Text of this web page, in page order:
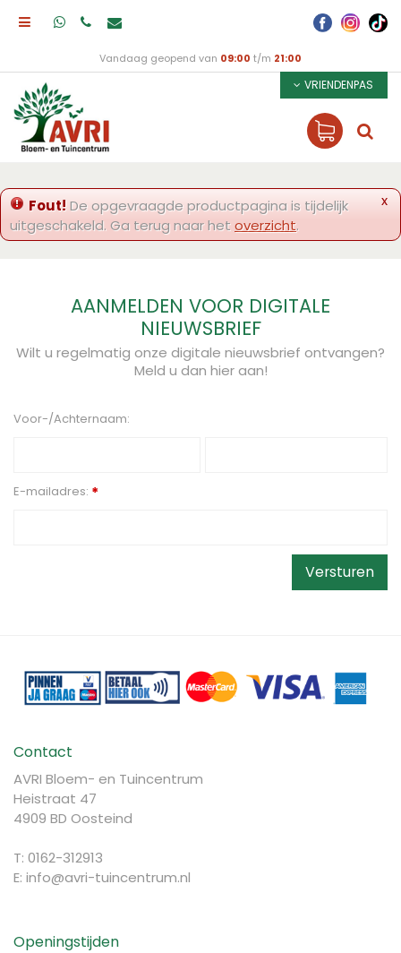
Vandaag geopend van 09:00 t/m 21:00
VRIENDENPAS
x
Fout!De opgevraagde productpagina is tijdelijk
uitgeschakeld. Ga terug naar hetoverzicht.
AANMELDEN VOOR DIGITALE
NIEUWSBRIEF
Wilt u regelmatig onze digitale nieuwsbrief ontvangen?
Meld u dan hier aan!
Voor-/Achternaam:
E-mailadres: *
Contact
AVRI Bloem- en Tuincentrum
Heistraat 47
4909 BD Oosteind
T: 0162-312913
E: info@avri-tuincentrum.nl
Openingstijden